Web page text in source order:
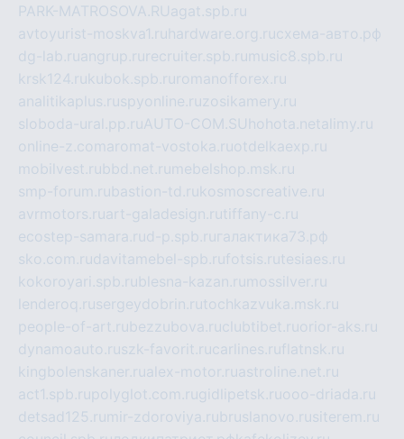
PARK-MATROSOVA.RUagat.spb.ru
avtoyurist-moskva1.ru hardware.org.ruсхема-авто.рф
dg-lab.ruangrup.ru recruiter.spb.ru music8.spb.ru
krsk124.rukubok.spb.ru romanofforex.ru
analitikaplus.ruspyonline.ruzosikamery.ru
sloboda-ural.pp.ruAUTO-COM.SU hohota.net alimy.ru
online-z.comaromat-vostoka.ruotdelkaexp.ru
mobilvest.rubbd.net.ru mebelshop.msk.ru
smp-forum.rubastion-td.rukosmoscreative.ru
avrmotors.ruart-galadesign.rutiffany-c.ru
ecostep-samara.rud-p.spb.ru галактика73.рф
sko.com.rudavitamebel-spb.rufotsis.rutesiaes.ru
kokoroyari.spb.rublesna-kazan.ru mossilver.ru
lenderoq.rusergeydobrin.rutochkazvuka.msk.ru
people-of-art.rubezzubova.ruclubtibet.ruorior-aks.ru
dynamoauto.ruszk-favorit.rucarlines.ruflatnsk.ru
kingbolenskaner.rualex-motor.ruastroline.net.ru
act1.spb.rupolyglot.com.rugidlipetsk.ruooo-driada.ru
detsad125.ru mir-zdoroviya.rubruslanovo.rusiterem.ru